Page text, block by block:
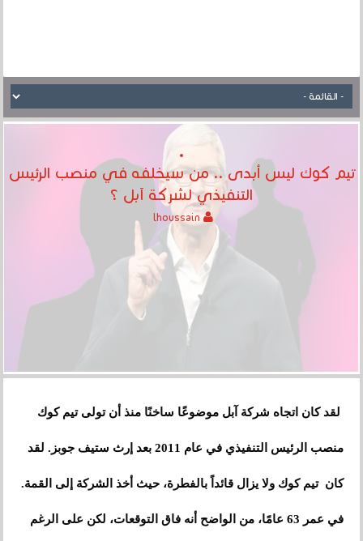
تيم كوك ليس أبدى .. من سيخلفه في منصب الرئيس
التنفيذي لشركة آبل ؟
لقد كان اتجاه شركة آبل موضوعًا ساخنًا منذ أن تولى تيم كوك
منصب الرئيس التنفيذي في عام 2011 بعد إرث ستيف جوبز. لقد
كان تيم كوك ولا يزال قائداً بالفطرة، حيث أخذ الشركة إلى القمة.
في عمر 63 عامًا، من الواضح أنه فاق التوقعات، لكن على الرغم